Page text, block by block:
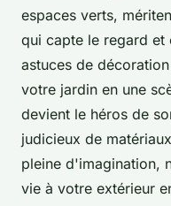
espaces verts,
qui capte le regard et
astuces de
votre jardin en une
devient le héros de
judicieux de
pleine d'imagination,
vie à votre extérieur